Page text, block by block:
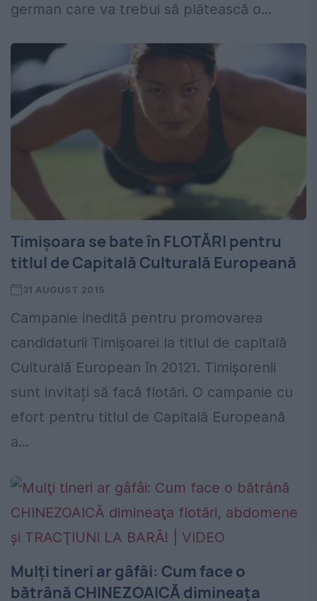
german care va trebui să plătească o...
Timișoara se bate în FLOTĂRI pentru
titlul de Capitală Culturală Europeană
31 AUGUST 2015
Campanie inedită pentru promovarea
candidaturii Timișoarei la titlul de capitală
Culturală European în 20121. Timișorenii
sunt invitați să facă flotări. O campanie cu
efort pentru titlul de Capitală Europeană
a...
Mulţi tineri ar gâfâi: Cum face o
bătrână CHINEZOAICĂ dimineaţa